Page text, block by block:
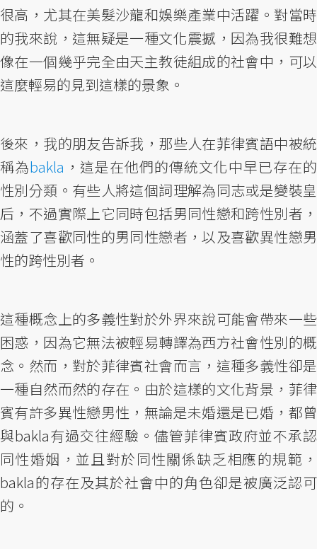
很高，尤其在美髮沙龍和娛樂產業中活躍。對當時
的我來說，這無疑是一種文化震撼，因為我很難想
像在一個幾乎完全由天主教徒組成的社會中，可以
這麼輕易的見到這樣的景象。
後來，我的朋友告訴我，那些人在菲律賓語中被統
稱為bakla ，這是在他們的傳統文化中早已存在的
性別分類。有些人將這個詞理解為同志或是變裝皇
后，不過實際上它同時包括男同性戀和跨性別者，
涵蓋了喜歡同性的男同性戀者，以及喜歡異性戀男
性的跨性別者。
這種概念上的多義性對於外界來說可能會帶來一些
困惑，因為它無法被輕易轉譯為西方社會性別的概
念。然而，對於菲律賓社會而言，這種多義性卻是
一種自然而然的存在。由於這樣的文化背景，菲律
賓有許多異性戀男性，無論是未婚還是已婚，都曾
與bakla有過交往經驗。儘管菲律賓政府並不承認
同性婚姻，並且對於同性關係缺乏相應的規範，
bakla的存在及其於社會中的角色卻是被廣泛認可
的。